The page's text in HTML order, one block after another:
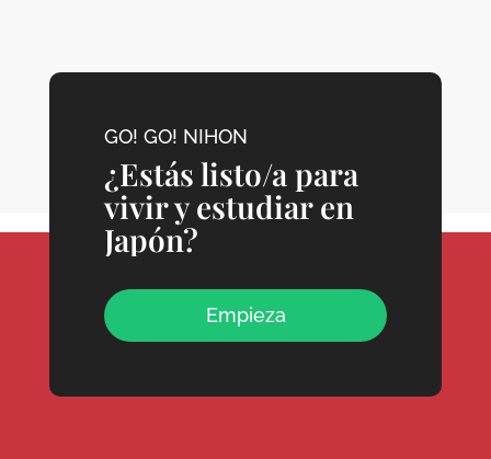
GO! GO! NIHON
¿Estás listo/a para
vivir y estudiar en
Japón?
Empieza